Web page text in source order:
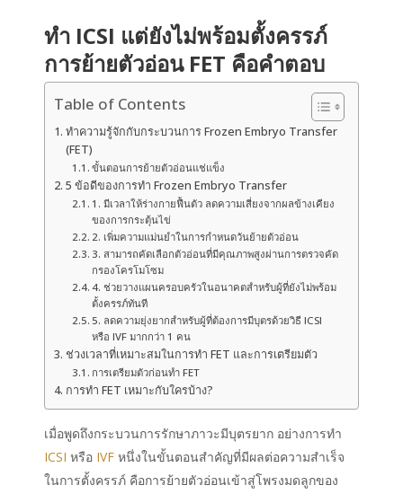
ทำ ICSI แต่ยังไม่พร้อมตั้งครรภ์
การย้ายตัวอ่อน FET คือคำตอบ
Table of Contents
ทำความรู้จักกับกระบวนการ Frozen Embryo Transfer
(FET)
ขั้นตอนการย้ายตัวอ่อนแช่แข็ง
5 ข้อดีของการทำ Frozen Embryo Transfer
1. มีเวลาให้ร่างกายฟื้นตัว ลดความเสี่ยงจากผลข้างเคียง
ของการกระตุ้นไข่
2. เพิ่มความแม่นยำในการกำหนดวันย้ายตัวอ่อน
3. สามารถคัดเลือกตัวอ่อนที่มีคุณภาพสูงผ่านการตรวจคัด
กรองโครโมโซม
4. ช่วยวางแผนครอบครัวในอนาคตสำหรับผู้ที่ยังไม่พร้อม
ตั้งครรภ์ทันที
5. ลดความยุ่งยากสำหรับผู้ที่ต้องการมีบุตรด้วยวิธี ICSI
หรือ IVF มากกว่า 1 คน
ช่วงเวลาที่เหมาะสมในการทำ FET และการเตรียมตัว
การเตรียมตัวก่อนทำ FET
การทำ FET เหมาะกับใครบ้าง?
เมื่อพูดถึงกระบวนการรักษาภาวะมีบุตรยาก อย่างการทำ
ICSI หรือ IVF หนึ่งในขั้นตอนสำคัญที่มีผลต่อความสำเร็จ
ในการตั้งครรภ์ คือการย้ายตัวอ่อนเข้าสู่โพรงมดลูกของ